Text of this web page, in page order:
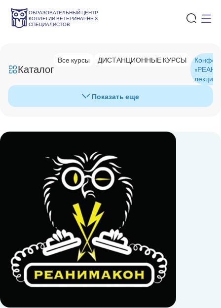
ОБРАЗОВАТЕЛЬНЫЙ ЦЕНТР
КОЛЛЕГИИ ВЕТЕРИНАРНЫХ
СПЕЦИАЛИСТОВ
Каталог
Все курсы ДИСТАНЦИОННЫЕ КУРСЫ
лекций
Показать еще